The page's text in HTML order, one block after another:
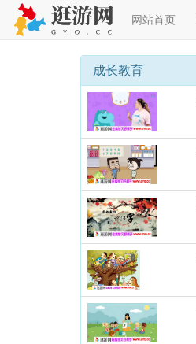
网站首页
成长教育